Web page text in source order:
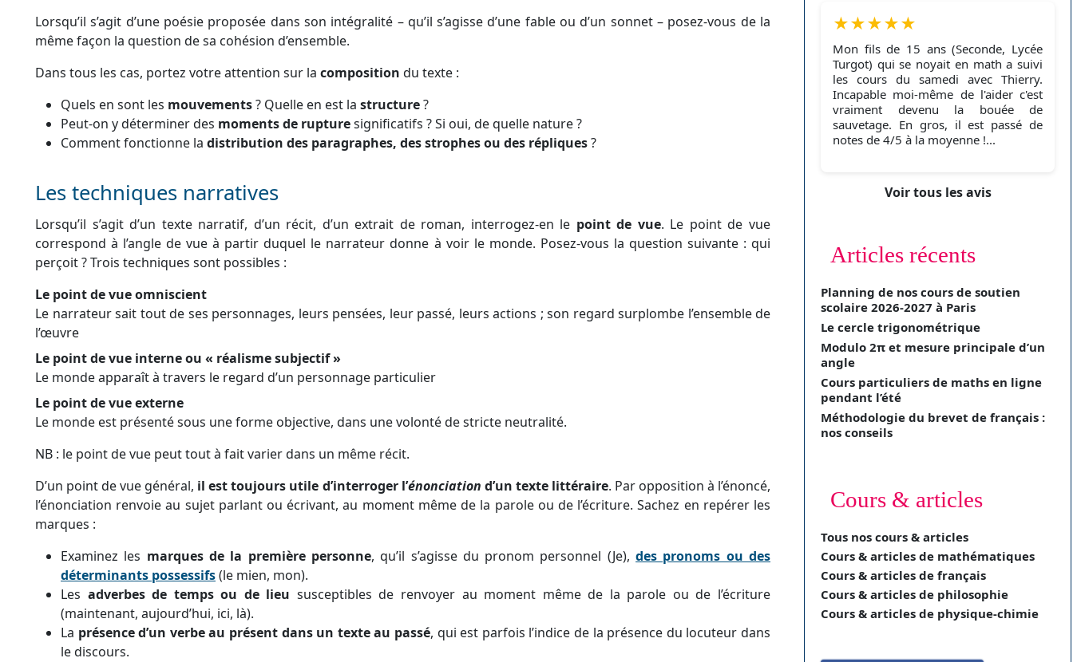
Lorsqu’il s’agit d’une poésie proposée dans son intégralité – qu’il s’agisse d’une fable ou d’un sonnet – posez-vous de la
même façon la question de sa cohésion d’ensemble.
Dans tous les cas, portez votre attention sur la composition du texte :
Quels en sont les mouvements? Quelle en est la structure?
Peut-on y déterminer des moments de rupturesignificatifs ? Si oui, de quelle nature ?
Comment fonctionne la distribution des paragraphes, des strophes ou des répliques?
Les techniques narratives
Lorsqu’il s’agit d’un texte narratif, d’un récit, d’un extrait de roman, interrogez-en le point de vue. Le point de vue
correspond à l’angle de vue à partir duquel le narrateur donne à voir le monde. Posez-vous la question suivante : qui
perçoit ? Trois techniques sont possibles :
Le point de vue omniscient
Le narrateur sait tout de ses personnages, leurs pensées, leur passé, leurs actions ; son regard surplombe l’ensemble de
l’œuvre
Le point de vue interne ou « réalisme subjectif »
Le monde apparaît à travers le regard d’un personnage particulier
Le point de vue externe
Le monde est présenté sous une forme objective, dans une volonté de stricte neutralité.
NB : le point de vue peut tout à fait varier dans un même récit.
D’un point de vue général, il est toujours utile d’interroger l’énonciation d’un texte littéraire. Par opposition à l’énoncé,
l’énonciation renvoie au sujet parlant ou écrivant, au moment même de la parole ou de l’écriture. Sachez en repérer les
marques :
Examinez les marques de la première personne, qu’il s’agisse du pronom personnel (Je),des pronoms ou des
déterminants possessifs(le mien, mon).
Les adverbes de temps ou de lieu susceptibles de renvoyer au moment même de la parole ou de l’écriture
(maintenant, aujourd’hui, ici, là).
La présence d’un verbe au présent dans un texte au passé, qui est parfois l’indice de la présence du locuteur dans
le discours.
★★★★★
Mon fils de 15 ans (Seconde, Lycée
Turgot) qui se noyait en math a suivi
les cours du samedi avec Thierry.
Incapable moi-même de l'aider c'est
vraiment devenu la bouée de
sauvetage. En gros, il est passé de
notes de 4/5 à la moyenne !...
Voir tous les avis
Articles récents
Planning de nos cours de soutien
scolaire 2026-2027 à Paris
Le cercle trigonométrique
Modulo 2π et mesure principale d’un
angle
Cours particuliers de maths en ligne
pendant l’été
Méthodologie du brevet de français :
nos conseils
Cours & articles
Tous nos cours & articles
Cours & articles de mathématiques
Cours & articles de français
Cours & articles de philosophie
Cours & articles de physique-chimie